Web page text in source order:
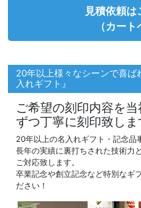
見積依頼は
（カート
20年以上様々なシーンで喜ば
入れギフト』
ご希望の刻印内容を
ずつ丁寧に刻印致しま
20年以上の名入れギフト・記念品
長年の実績に裏打ちされた技術力
ご対応致します。
卒業記念や創立記念など特別なギ
ださい！